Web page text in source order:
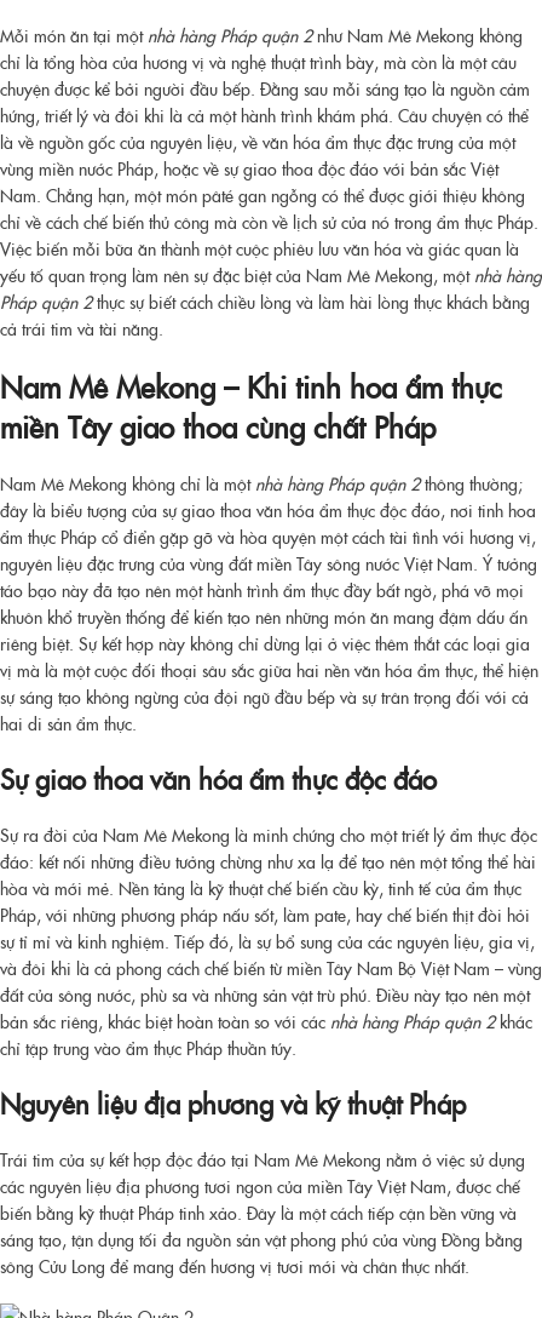
Mỗi món ăn tại một nhà hàng Pháp quận 2như Nam Mê Mekong không
chỉ là tổng hòa của hương vị và nghệ thuật trình bày, mà còn là một câu
chuyện được kể bởi người đầu bếp. Đằng sau mỗi sáng tạo là nguồn cảm
hứng, triết lý và đôi khi là cả một hành trình khám phá. Câu chuyện có thể
là về nguồn gốc của nguyên liệu, về văn hóa ẩm thực đặc trưng của một
vùng miền nước Pháp, hoặc về sự giao thoa độc đáo với bản sắc Việt
Nam. Chẳng hạn, một món pâté gan ngỗng có thể được giới thiệu không
chỉ về cách chế biến thủ công mà còn về lịch sử của nó trong ẩm thực Pháp.
Việc biến mỗi bữa ăn thành một cuộc phiêu lưu văn hóa và giác quan là
yếu tố quan trọng làm nên sự đặc biệt của Nam Mê Mekong, một nhà hàng
Pháp quận 2thực sự biết cách chiều lòng và làm hài lòng thực khách bằng
cả trái tim và tài năng.
Nam Mê Mekong – Khi tinh hoa ẩm thực
miền Tây giao thoa cùng chất Pháp
Nam Mê Mekong không chỉ là một nhà hàng Pháp quận 2thông thường;
đây là biểu tượng của sự giao thoa văn hóa ẩm thực độc đáo, nơi tinh hoa
ẩm thực Pháp cổ điển gặp gỡ và hòa quyện một cách tài tình với hương vị,
nguyên liệu đặc trưng của vùng đất miền Tây sông nước Việt Nam. Ý tưởng
táo bạo này đã tạo nên một hành trình ẩm thực đầy bất ngờ, phá vỡ mọi
khuôn khổ truyền thống để kiến tạo nên những món ăn mang đậm dấu ấn
riêng biệt. Sự kết hợp này không chỉ dừng lại ở việc thêm thắt các loại gia
vị mà là một cuộc đối thoại sâu sắc giữa hai nền văn hóa ẩm thực, thể hiện
sự sáng tạo không ngừng của đội ngũ đầu bếp và sự trân trọng đối với cả
hai di sản ẩm thực.
Sự giao thoa văn hóa ẩm thực độc đáo
Sự ra đời của Nam Mê Mekong là minh chứng cho một triết lý ẩm thực độc
đáo: kết nối những điều tưởng chừng như xa lạ để tạo nên một tổng thể hài
hòa và mới mẻ. Nền tảng là kỹ thuật chế biến cầu kỳ, tinh tế của ẩm thực
Pháp, với những phương pháp nấu sốt, làm pate, hay chế biến thịt đòi hỏi
sự tỉ mỉ và kinh nghiệm. Tiếp đó, là sự bổ sung của các nguyên liệu, gia vị,
và đôi khi là cả phong cách chế biến từ miền Tây Nam Bộ Việt Nam – vùng
đất của sông nước, phù sa và những sản vật trù phú. Điều này tạo nên một
bản sắc riêng, khác biệt hoàn toàn so với các nhà hàng Pháp quận 2khác
chỉ tập trung vào ẩm thực Pháp thuần túy.
Nguyên liệu địa phương và kỹ thuật Pháp
Trái tim của sự kết hợp độc đáo tại Nam Mê Mekong nằm ở việc sử dụng
các nguyên liệu địa phương tươi ngon của miền Tây Việt Nam, được chế
biến bằng kỹ thuật Pháp tinh xảo. Đây là một cách tiếp cận bền vững và
sáng tạo, tận dụng tối đa nguồn sản vật phong phú của vùng Đồng bằng
sông Cửu Long để mang đến hương vị tươi mới và chân thực nhất.